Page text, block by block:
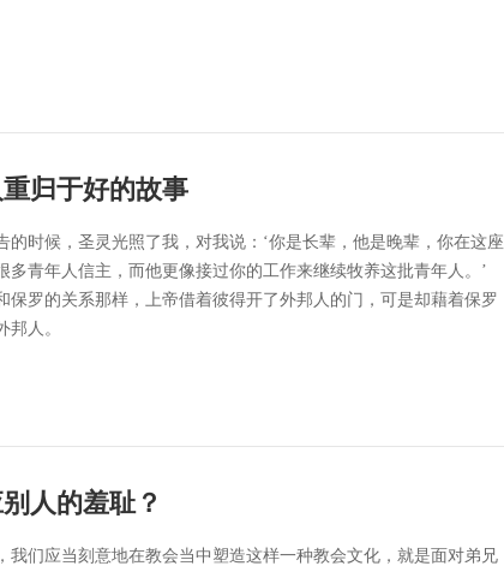
归于好的故事
的时候，圣灵光照了我，对我说：‘你是长辈，他是晚辈，你在这座
多青年人信主，而他更像接过你的工作来继续牧养这批青年人。’
保罗的关系那样，上帝借着彼得开了外邦人的门，可是却藉着保罗
人。
人的羞耻？
我们应当刻意地在教会当中塑造这样一种教会文化，就是面对弟兄